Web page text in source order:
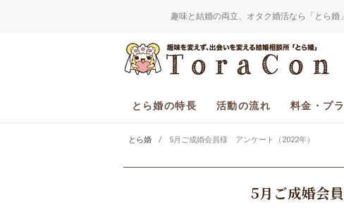
趣味と結婚の両立、オタク婚活なら「とら婚
とら婚の特長 活動の流れ 料金・プ
とら婚 5月ご成婚会員様 アンケート（2022年）
5月ご成婚会